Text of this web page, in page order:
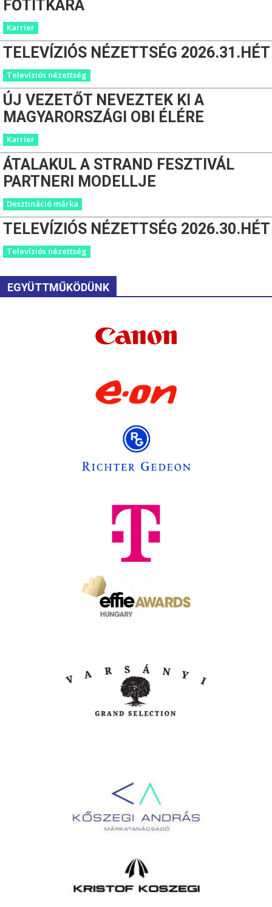
FŐTITKÁRA
Karrier
TELEVÍZIÓS NÉZETTSÉG 2026.31.HÉT
Televíziós nézettség
ÚJ VEZETŐT NEVEZTEK KI A
MAGYARORSZÁGI OBI ÉLÉRE
Karrier
ÁTALAKUL A STRAND FESZTIVÁL
PARTNERI MODELLJE
Desztináció márka
TELEVÍZIÓS NÉZETTSÉG 2026.30.HÉT
Televíziós nézettség
EGYÜTTMŰKÖDÜNK